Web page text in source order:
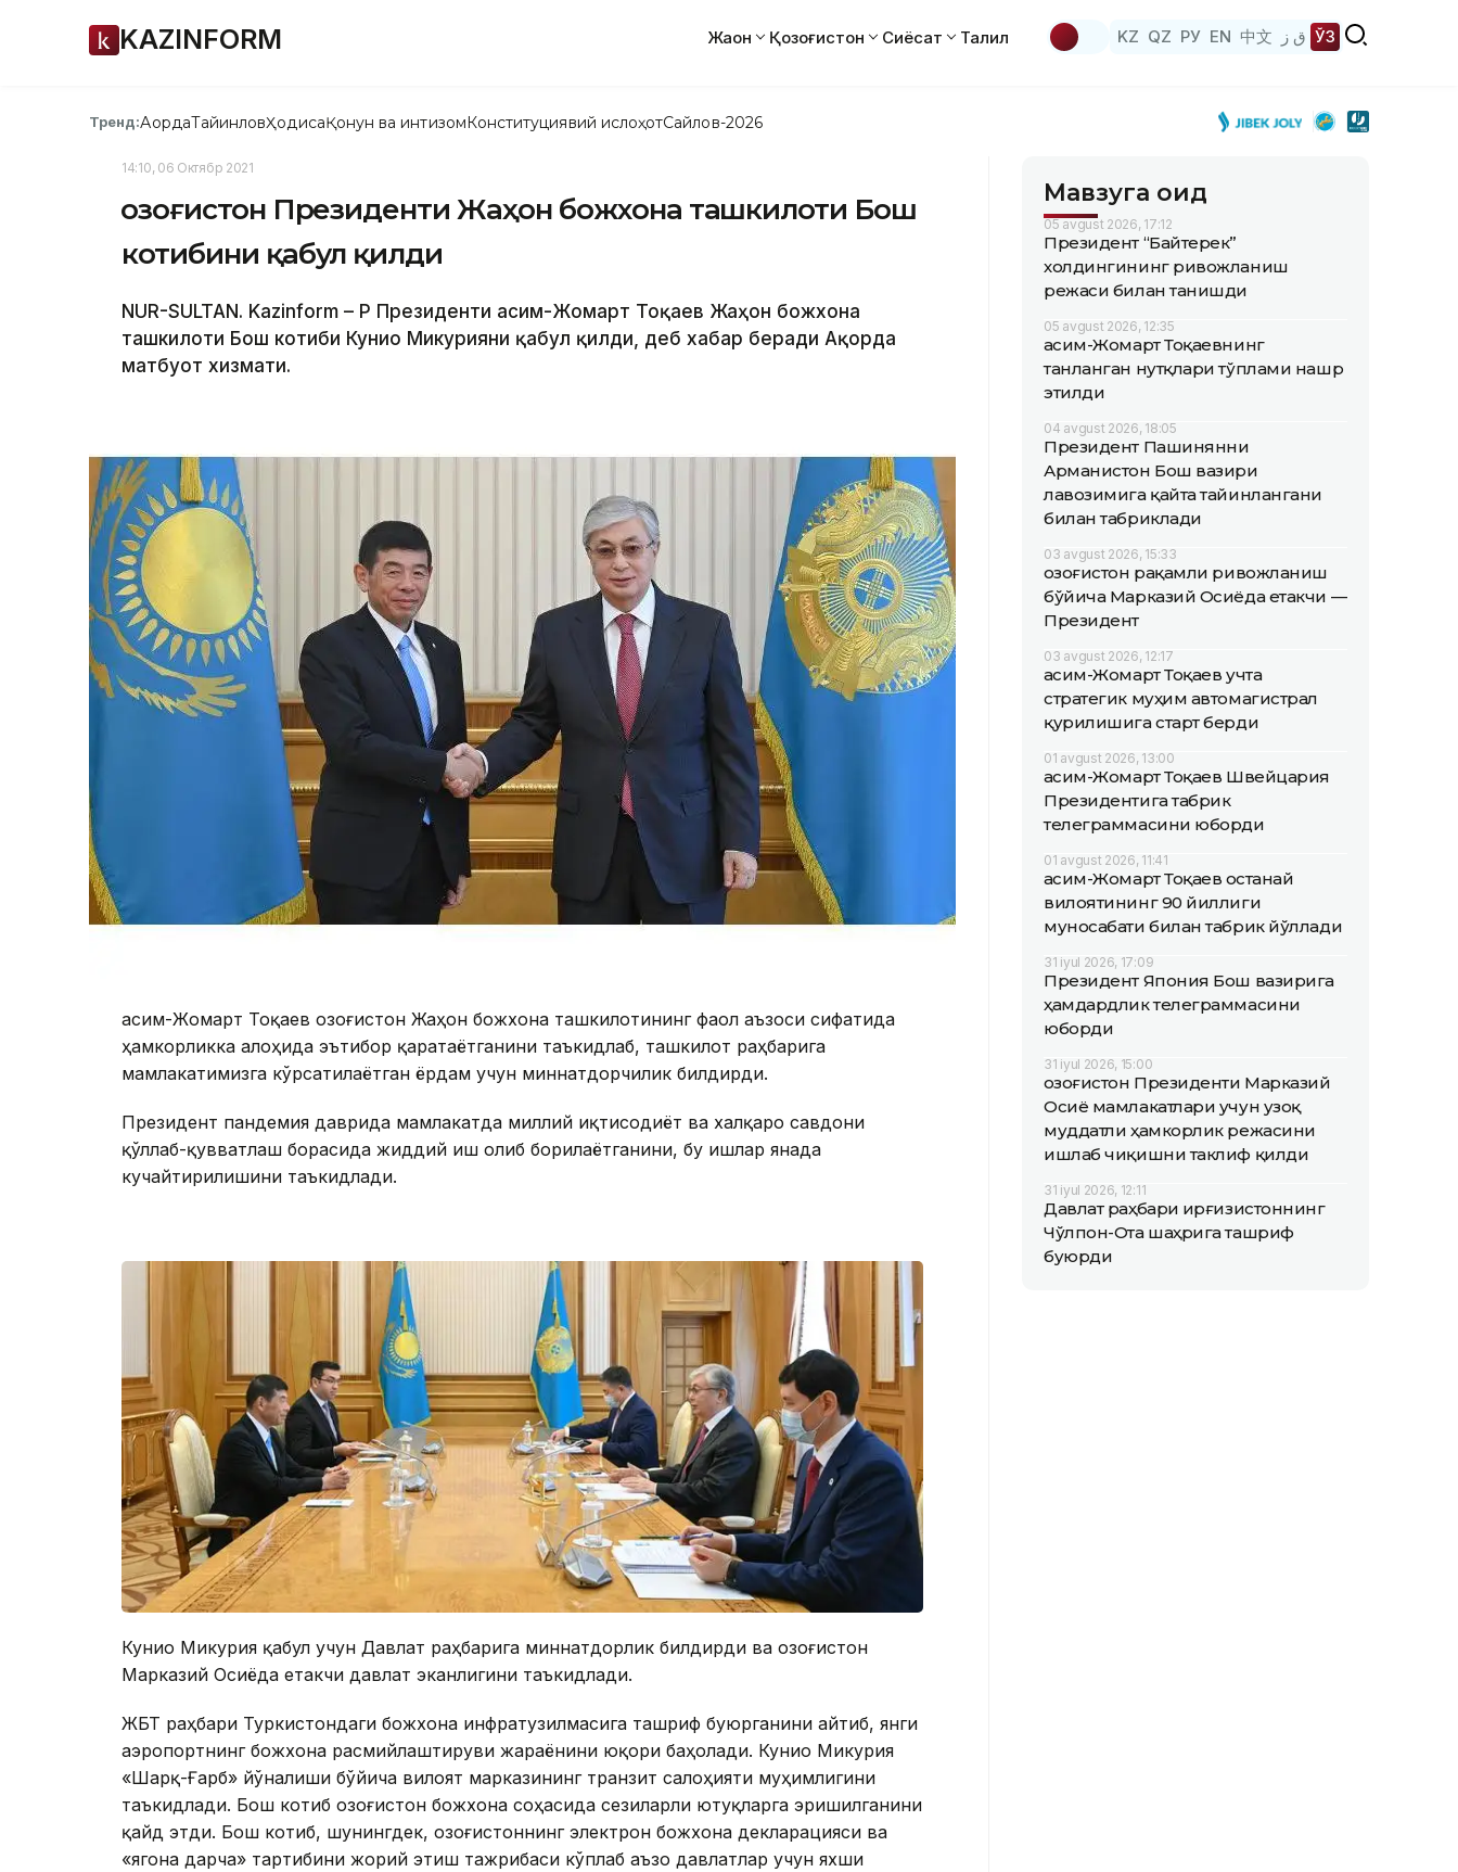
KAZINFORM Жаҳон Қозоғистон Сиёсат Таҳлил KZ QZ РУ EN 中文 ق ز ЎЗ
Тренд:АқордаТайинловҲодисаҚонун ва интизомКонституциявий ислоҳотСайлов-2026
14:10, 06 Октябр 2021
Қозоғистон Президенти Жаҳон божхона ташкилоти Бош
котибини қабул қилди
NUR-SULTAN. Kazinform – ҚР Президенти Қасим-Жомарт Тоқаев Жаҳон божхона
ташкилоти Бош котиби Кунио Микурияни қабул қилди, деб хабар беради Ақорда
матбуот хизмати.
Қасим-Жомарт Тоқаев Қозоғистон Жаҳон божхона ташкилотининг фаол аъзоси сифатида
ҳамкорликка алоҳида эътибор қаратаётганини таъкидлаб, ташкилот раҳбарига
мамлакатимизга кўрсатилаётган ёрдам учун миннатдорчилик билдирди.
Президент пандемия даврида мамлакатда миллий иқтисодиёт ва халқаро савдони
қўллаб-қувватлаш борасида жиддий иш олиб борилаётганини, бу ишлар янада
кучайтирилишини таъкидлади.
Кунио Микурия қабул учун Давлат раҳбарига миннатдорлик билдирди ва Қозоғистон
Марказий Осиёда етакчи давлат эканлигини таъкидлади.
ЖБТ раҳбари Туркистондаги божхона инфратузилмасига ташриф буюрганини айтиб, янги
аэропортнинг божхона расмийлаштируви жараёнини юқори баҳолади. Кунио Микурия
«Шарқ-Ғарб» йўналиши бўйича вилоят марказининг транзит салоҳияти муҳимлигини
таъкидлади. Бош котиб Қозоғистон божхона соҳасида сезиларли ютуқларга эришилганини
қайд этди. Бош котиб, шунингдек, Қозоғистоннинг электрон божхона декларацияси ва
«ягона дарча» тартибини жорий этиш тажрибаси кўплаб аъзо давлатлар учун яхши
Мавзуга оид
05 avgust 2026, 17:12
Президент “Байтерек”
холдингининг ривожланиш
режаси билан танишди
05 avgust 2026, 12:35
Қасим-Жомарт Тоқаевнинг
танланган нутқлари тўплами нашр
этилди
04 avgust 2026, 18:05
Президент Пашинянни
Арманистон Бош вазири
лавозимига қайта тайинлангани
билан табриклади
03 avgust 2026, 15:33
Қозоғистон рақамли ривожланиш
бўйича Марказий Осиёда етакчи —
Президент
03 avgust 2026, 12:17
Қасим-Жомарт Тоқаев учта
стратегик муҳим автомагистрал
қурилишига старт берди
01 avgust 2026, 13:00
Қасим-Жомарт Тоқаев Швейцария
Президентига табрик
телеграммасини юборди
01 avgust 2026, 11:41
Қасим-Жомарт Тоқаев Қостанай
вилоятининг 90 йиллиги
муносабати билан табрик йўллади
31 iyul 2026, 17:09
Президент Япония Бош вазирига
ҳамдардлик телеграммасини
юборди
31 iyul 2026, 15:00
Қозоғистон Президенти Марказий
Осиё мамлакатлари учун узоқ
муддатли ҳамкорлик режасини
ишлаб чиқишни таклиф қилди
31 iyul 2026, 12:11
Давлат раҳбари Қирғизистоннинг
Чўлпон-Ота шаҳрига ташриф
буюрди